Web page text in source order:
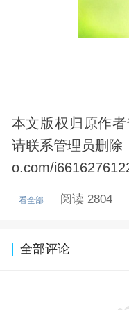
本文版权归原作
请联系管理员删除
o.com/
看全部 阅读 2804
全部评论